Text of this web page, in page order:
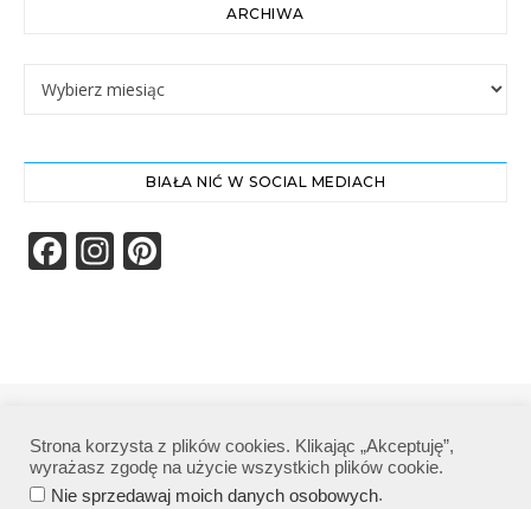
ARCHIWA
Archiwa
BIAŁA NIĆ W SOCIAL MEDIACH
Facebook
Instagram
Polityka prywatności
Strona korzysta z plików cookies. Klikając „Akceptuję”,
wyrażasz zgodę na użycie wszystkich plików cookie.
Nie sprzedawaj moich danych osobowych.